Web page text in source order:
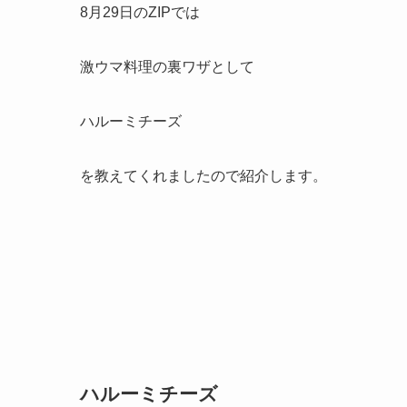
8月29日のZIPでは
激ウマ料理の裏ワザとして
ハルーミチーズ
を教えてくれましたので紹介します。
ハルーミチーズ